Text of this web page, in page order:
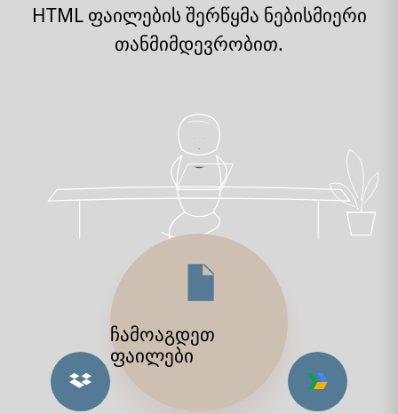
HTML ფაილების შერწყმა ნებისმიერი
თანმიმდევრობით.
ჩამოაგდეთ
ფაილები